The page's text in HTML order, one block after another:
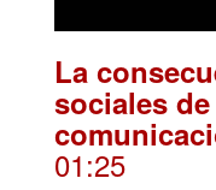
La
sociales
01:25